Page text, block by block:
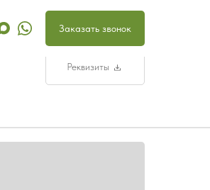
Заказать звонок
Перезвоните мн
Реквизиты
ОГРН 3329100124